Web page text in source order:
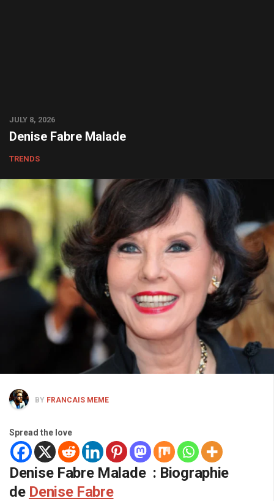
JULY 8, 2026
Denise Fabre Malade
TRENDS
BY FRANCAIS MEME
Spread the love
Denise Fabre Malade : Biographie
de Denise Fabre